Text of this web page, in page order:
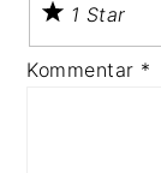
1 Star
Kommentar *